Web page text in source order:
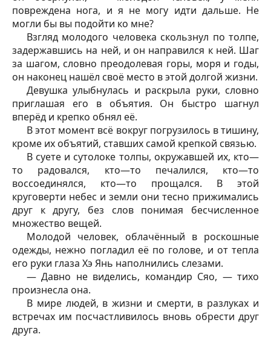
повреждена нога, и я не могу идти дальше. Не
могли бы вы подойти ко мне?
Взгляд молодого человека скользнул по толпе,
задержавшись на ней, и он направился к ней. Шаг
за шагом, словно преодолевая горы, моря и годы,
он наконец нашёл своё место в этой долгой жизни.
Девушка улыбнулась и раскрыла руки, словно
приглашая его в объятия. Он быстро шагнул
вперёд и крепко обнял её.
В этот момент всё вокруг погрузилось в тишину,
кроме их объятий, ставших самой крепкой связью.
В суете и сутолоке толпы, окружавшей их, кто—
то радовался, кто—то печалился, кто—то
воссоединялся, кто—то прощался. В этой
круговерти небес и земли они тесно прижимались
друг к другу, без слов понимая бесчисленное
множество вещей.
Молодой человек, облачённый в роскошные
одежды, нежно погладил её по голове, и от тепла
его руки глаза Хэ Янь наполнились слезами.
— Давно не виделись, командир Сяо, — тихо
произнесла она.
В мире людей, в жизни и смерти, в разлуках и
встречах им посчастливилось вновь обрести друг
друга.